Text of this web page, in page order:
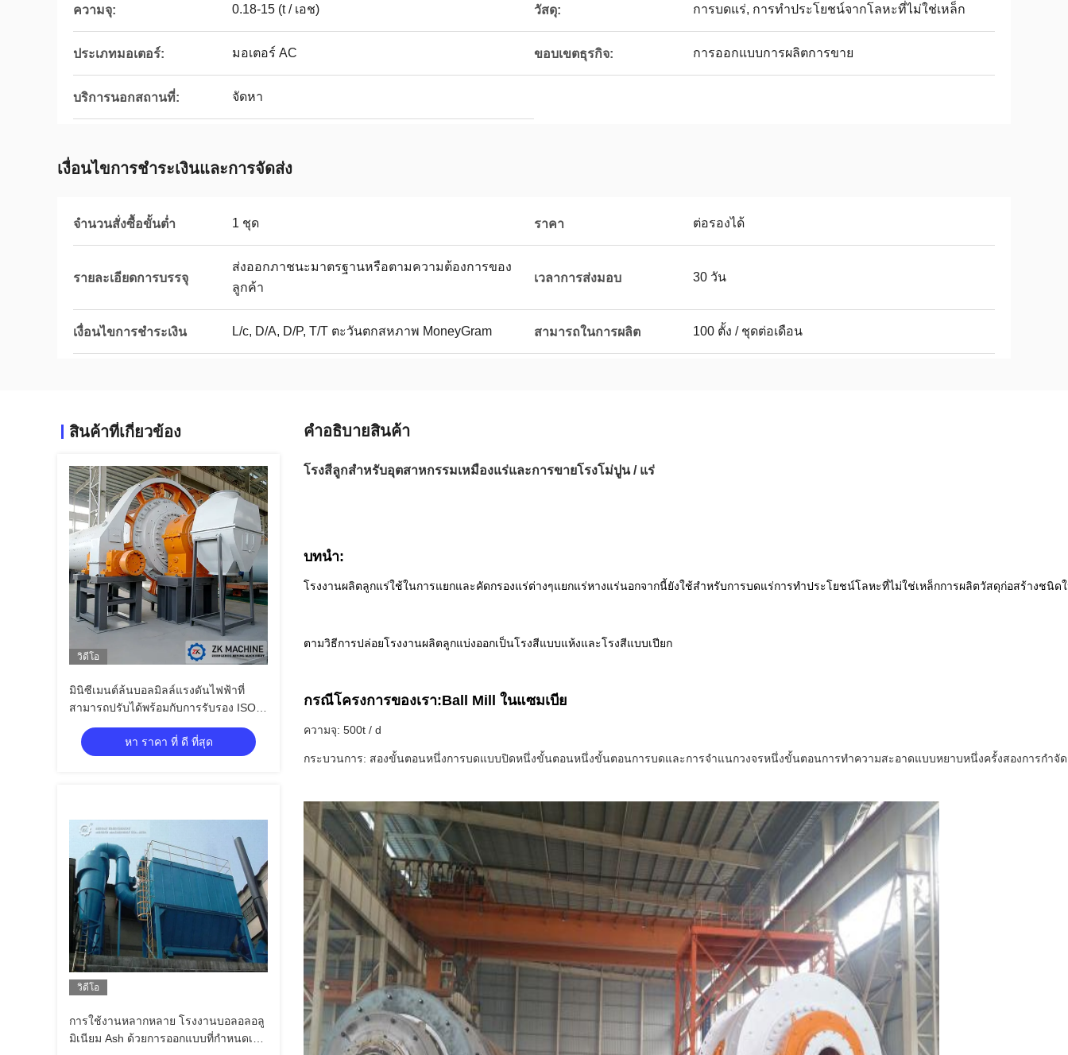
ความจุ: 0.18-15 (t / เอช) วัสดุ: การบดแร่, การทำประโยชน์จากโลหะที่ไม่ใช่เหล็ก
ประเภทมอเตอร์: มอเตอร์ AC ขอบเขตธุรกิจ: การออกแบบการผลิตการขาย
บริการนอกสถานที่: จัดหา
เงื่อนไขการชําระเงินและการจัดส่ง
จำนวนสั่งซื้อขั้นต่ำ 1 ชุด ราคา ต่อรองได้
รายละเอียดการบรรจุ
ส่งออกภาชนะมาตรฐานหรือตามความต้องการของ
ลูกค้า
เวลาการส่งมอบ 30 วัน
เงื่อนไขการชำระเงิน L/c, D/A, D/P, T/T ตะวันตกสหภาพ MoneyGram สามารถในการผลิต 100 ตั้ง / ชุดต่อเดือน
สินค้าที่เกี่ยวข้อง
วิดีโอ
มินิซีเมนต์ล้นบอลมิลล์แรงดันไฟฟ้าที่
สามารถปรับได้พร้อมกับการรับรอง ISO
หา ราคา ที่ ดี ที่สุด
วิดีโอ
การใช้งานหลากหลาย โรงงานบอลอลอลู
มิเนียม Ash ด้วยการออกแบบที่กําหนดเอง
คําอธิบายสินค้า
โรงสีลูกสำหรับอุตสาหกรรมเหมืองแร่และการขายโรงโม่ปูน / แร่
บทนำ:
โรงงานผลิตลูกแร่ใช้ในการแยกและคัดกรองแร่ต่างๆแยกแร่หางแร่นอกจากนี้ยังใช้สำหรับการบดแร่การทำประโยชน์โลหะที่ไม่ใช่เหล็กการผลิตวัสดุก่อสร้างชนิด
ตามวิธีการปล่อยโรงงานผลิตลูกแบ่งออกเป็นโรงสีแบบแห้งและโรงสีแบบเปียก
กรณีโครงการของเรา:Ball Mill ในแซมเบีย
ความจุ: 500t / d
กระบวนการ: สองขั้นตอนหนึ่งการบดแบบปิดหนึ่งขั้นตอนหนึ่งขั้นตอนการบดและการจำแนกวงจรหนึ่งขั้นตอนการทำความสะอาดแบบหยาบหนึ่งครั้งสองการกำจั